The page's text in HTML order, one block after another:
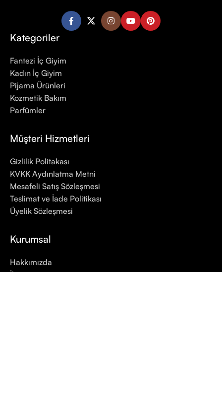
Kategoriler
Fantezi İç Giyim
Kadın İç Giyim
Pijama Ürünleri
Kozmetik Bakım
Parfümler
Müşteri Hizmetleri
Gizlilik Politakası
KVKK Aydınlatma Metni
Mesafeli Satış Sözleşmesi
Teslimat ve İade Politikası
Üyelik Sözleşmesi
Kurumsal
Hakkımızda
İletişim